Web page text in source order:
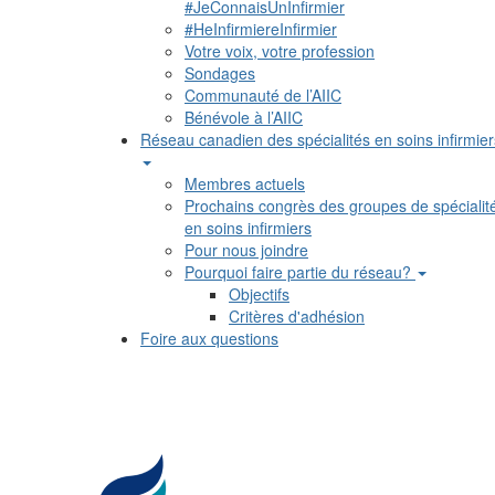
#JeConnaisUnInfirmier
#HeInfirmiereInfirmier
Votre voix, votre profession
Sondages
Communauté de l’AIIC
Bénévole à l’AIIC
Réseau canadien des spécialités en soins
Membres actuels
Prochains congrès des groupes de
en soins infirmiers
Pour nous joindre
Pourquoi faire partie du réseau?
Objectifs
Critères d'adhésion
Foire aux questions